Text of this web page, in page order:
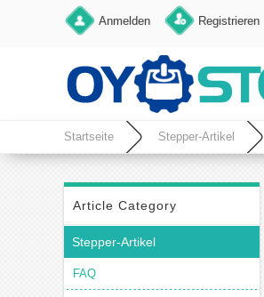
Anmelden Registrieren
Startseite Stepper-Artikel
Article Category
Stepper-Artikel
FAQ